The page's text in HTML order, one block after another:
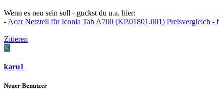
Wenn es neu sein soll - guckst du u.a. hier:
- Acer Netzteil für Iconia Tab A700 (KP.01801.001) Preisvergleich -
Zitieren
K
karu1
Neuer Benutzer